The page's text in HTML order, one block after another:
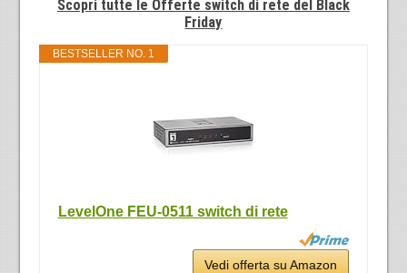
Scopri tutte le Offerte switch di rete del Black
Friday
BESTSELLER NO. 1
LevelOne FEU-0511 switch di rete
Vedi offerta su Amazon